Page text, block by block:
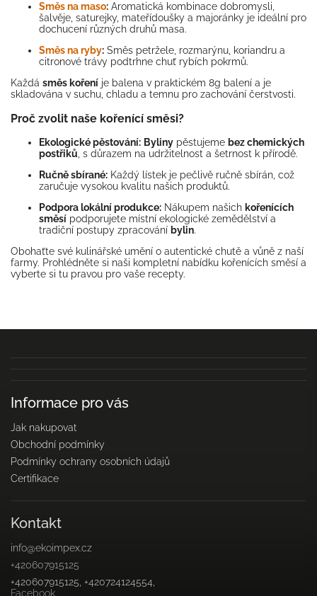
Směs na maso: Aromatická kombinace dobromysli,
šalvěje, saturejky, mateřídoušky a majoránky je ideální pro
dochucení různých druhů masa.
Směs na ryby: Směs petržele, rozmarýnu, koriandru a
citronové trávy podtrhne chuť rybích pokrmů.
Každá směs koření je balena v praktickém 8g balení a je
skladována v suchu, chladu a temnu pro zachování čerstvosti.
Proč zvolit naše kořenící směsi?
Ekologické pěstování: Byliny pěstujeme bez chemických
postřiků , s důrazem na udržitelnost a šetrnost k přírodě.
Ručně sbírané: Každý lístek je pečlivě ručně sbírán, což
zaručuje vysokou kvalitu našich produktů.
Podpora lokální produkce: Nákupem našich kořenících
směsí podporujete místní ekologické zemědělství a
tradiční postupy zpracování bylin.
Obohaťte své kulinářské umění o autentické chutě a vůně z naší
farmy. Prohlédněte si naši kompletní nabídku kořenících směsí a
vyberte si tu pravou pro vaše recepty.
Informace pro vás
Jak nakupovat
Obchodní podmínky
Podmínky ochrany osobních údajů
Certifikace
Kontakt
info@ekoimpex.cz
+420607915125
+420607915125, +420724124554,
Facebook